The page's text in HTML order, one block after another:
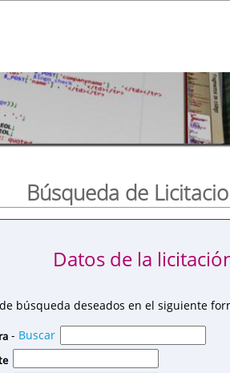
Búsqueda de
búsqueda deseados en el siguiente
Datos de la
- Buscar